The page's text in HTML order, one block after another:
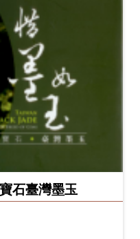
石臺灣墨玉